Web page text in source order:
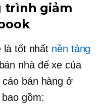
trình giảm
là tốt nhất nền tảng
nhà để xe của
cáo bán hàng ở
gồm: